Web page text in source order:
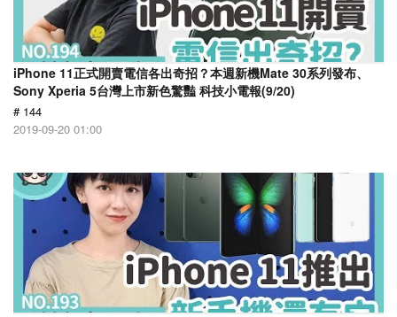
iPhone 11正式開賣電信各出奇招？本週新機Mate 30系列發布、
Sony Xperia 5台灣上市新色驚豔 科技小電報(9/20)
# 144
2019-09-20 01:00